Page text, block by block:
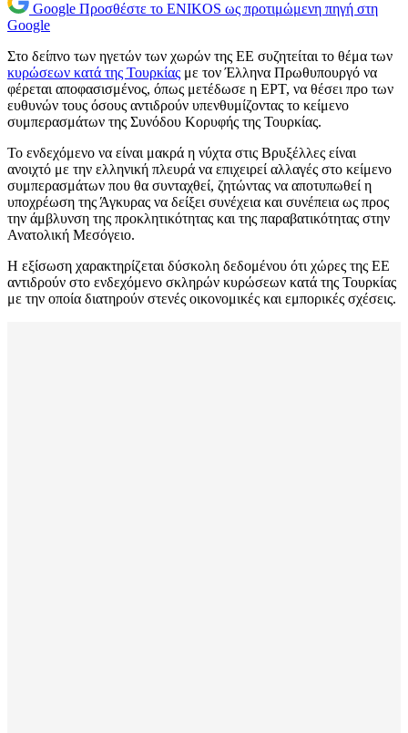
Google Προσθέστε το ENIKOS ως προτιμώμενη πηγή στη
Google
Στο δείπνο των ηγετών των χωρών της ΕΕ συζητείται το θέμα των
κυρώσεων κατά της Τουρκίας με τον Έλληνα Πρωθυπουργό να
φέρεται αποφασισμένος, όπως μετέδωσε η ΕΡΤ, να θέσει προ των
ευθυνών τους όσους αντιδρούν υπενθυμίζοντας το κείμενο
συμπερασμάτων της Συνόδου Κορυφής της Τουρκίας.
Το ενδεχόμενο να είναι μακρά η νύχτα στις Βρυξέλλες είναι
ανοιχτό με την ελληνική πλευρά να επιχειρεί αλλαγές στο κείμενο
συμπερασμάτων που θα συνταχθεί, ζητώντας να αποτυπωθεί η
υποχρέωση της Άγκυρας να δείξει συνέχεια και συνέπεια ως προς
την άμβλυνση της προκλητικότητας και της παραβατικότητας στην
Ανατολική Μεσόγειο.
Η εξίσωση χαρακτηρίζεται δύσκολη δεδομένου ότι χώρες της ΕΕ
αντιδρούν στο ενδεχόμενο σκληρών κυρώσεων κατά της Τουρκίας
με την οποία διατηρούν στενές οικονομικές και εμπορικές σχέσεις.